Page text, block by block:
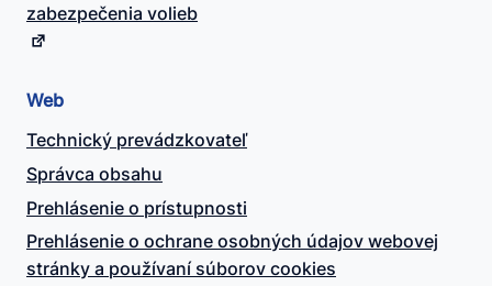
zabezpečenia volieb
Web
Technický prevádzkovateľ
Správca obsahu
Prehlásenie o prístupnosti
Prehlásenie o ochrane osobných údajov webovej
stránky a používaní súborov cookies